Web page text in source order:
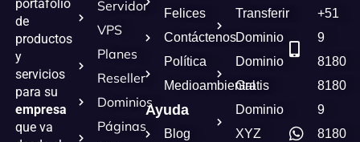
portafolio
de
productos
y
servicios
para su
empresa
que va
Servidor
VPS
Planes
Reseller
Dominios
Páginas
Felices
Contáctenos
Política
Medioambiental
Ayuda
Blog
Transferir
Dominio
Dominio
Gratis
Dominio
XYZ
+51
9
8180
8180
9
8180